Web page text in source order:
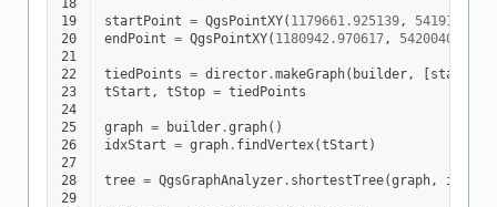
18
19
startPoint = QgsPointXY( 1179661.925139,
20
endPoint = QgsPointXY( 1180942.970617,
21
22
tiedPoints = director.makeGraph( builder, [
23
tStart , tStop = tiedPoints
24
25
graph = builder.graph()
26
idxStart = graph. findVertex(tStart )
27
28
tree = QgsGraphAnalyzer. shortestTree(graph,
29